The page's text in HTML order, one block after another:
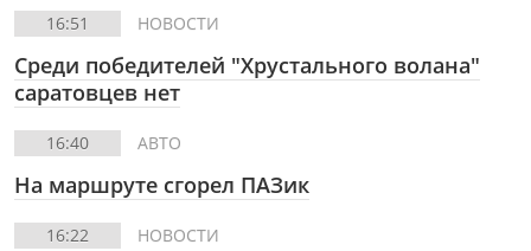
16:51 НОВОСТИ
Среди победителей "Хрустального волана"
саратовцев нет
16:40 АВТО
На маршруте сгорел ПАЗик
16:22 НОВОСТИ